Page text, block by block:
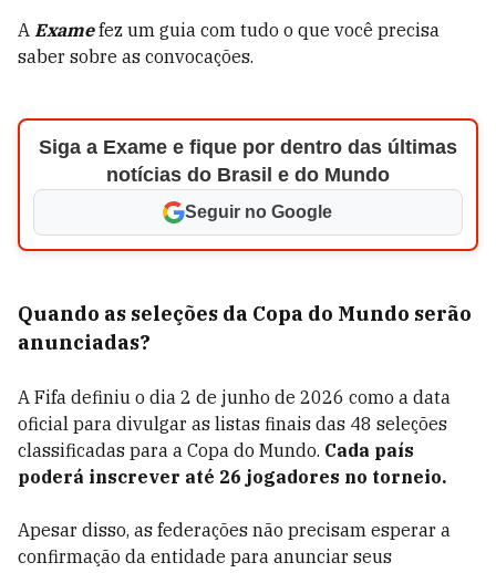
A Exame fez um guia com tudo o que você precisa
saber sobre as convocações.
Siga a Exame e fique por dentro das últimas
notícias do Brasil e do Mundo
Seguir no Google
Quando as seleções da Copa do Mundo serão
anunciadas?
A Fifa definiu o dia 2 de junho de 2026 como a data
oficial para divulgar as listas finais das 48 seleções
classificadas para a Copa do Mundo. Cada país
poderá inscrever até 26 jogadores no torneio.
Apesar disso, as federações não precisam esperar a
confirmação da entidade para anunciar seus